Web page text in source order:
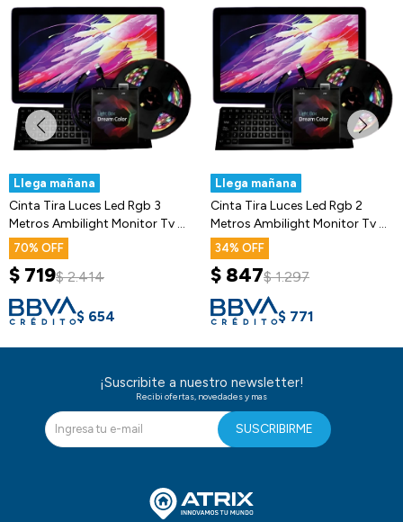
Llega mañana
Cinta Tira Luces Led Rgb 3
Metros Ambilight Monitor Tv Y
+70
$ 719$ 2.414
$ 654
Llega mañana
Cinta Tira Luces Led Rgb 2
Metros Ambilight Monitor Tv Y
+34
$ 847$ 1.297
$ 771
¡Suscribite a nuestro newsletter!
Recibi ofertas, novedades y mas
SUSCRIBIRME